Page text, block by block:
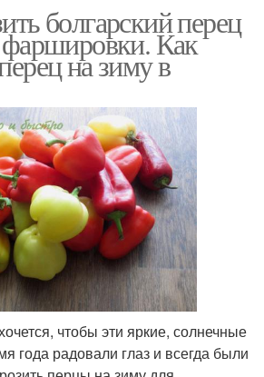
болгарский перец
Как
на зиму в
чтобы эти яркие, солнечные
года радовали глаз и всегда были